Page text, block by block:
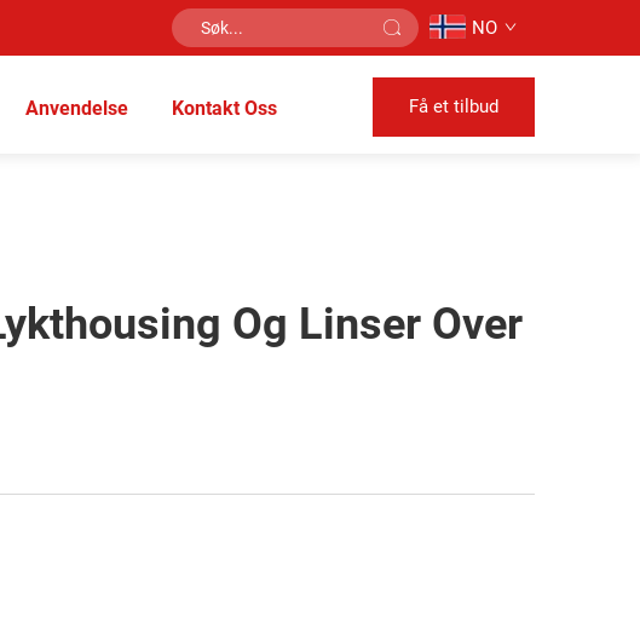
NO
Anvendelse Kontakt Oss Få et tilbud
Og Linser Over